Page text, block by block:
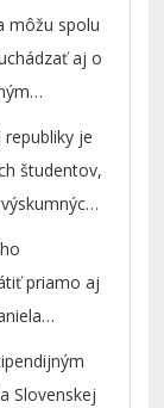
o VŠ,
na
alebo
študijný
pobyt pre
vysokej
môžu spolu
aj o
pobytom
je
študentov,
priamo aj
na
Slovenskej